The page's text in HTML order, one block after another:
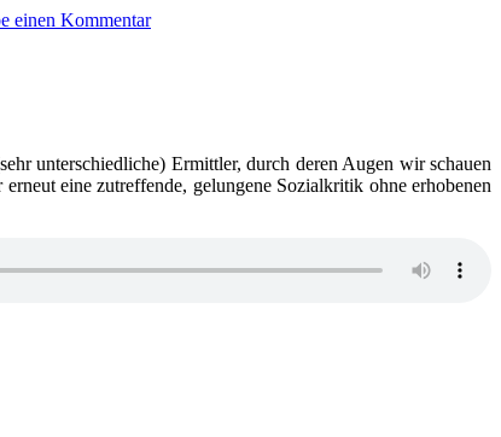
einen KommentarU.
unterschiedliche) Ermittler, durch deren Augen wir schauen
eine zutreffende, gelungene Sozialkritik ohne erhobenen